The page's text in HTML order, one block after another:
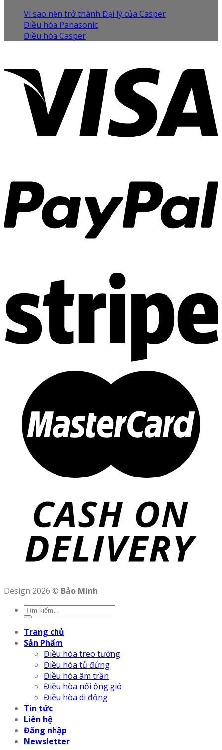
Vì sao nên trở thành Đại lý của Casper
Điều hòa Panasonic
Điều hòa Casper
Design 2026 © Bảo Minh
Trang chủ
Sản Phẩm
Điều hòa treo tường
Điều hòa tủ đứng
Điều hòa âm trần
Điều hòa nối ống gió
Điều hòa di động
Tin tức
Liên hệ
Đăng nhập
Newsletter